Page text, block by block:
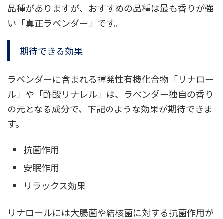
品種がありますが、おすすめの品種は最も香りが強
い「真正ラベンダー」です。
期待できる効果
ラベンダーに含まれる揮発性有機化合物「リナロー
ル」や「酢酸リナレル」は、ラベンダー独自の香り
の元となる成分で、下記のような効果が期待できま
す。
抗菌作用
安眠作用
リラックス効果
リナロールには大腸菌や結核菌に対する抗菌作用が